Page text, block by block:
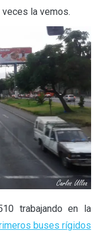
veces la vemos.
trabajando en la
buses rígidos